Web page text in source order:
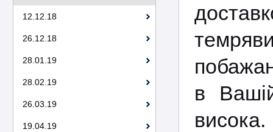
12.12.18
26.12.18
28.01.19
28.02.19
26.03.19
19.04.19
в
висока.